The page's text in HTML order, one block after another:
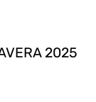
2025